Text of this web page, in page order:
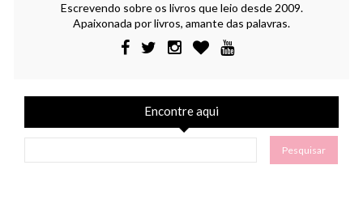
Escrevendo sobre os livros que leio desde 2009.
Apaixonada por livros, amante das palavras.
Encontre aqui